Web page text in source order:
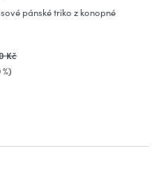
Kč
pánské triko z konopné